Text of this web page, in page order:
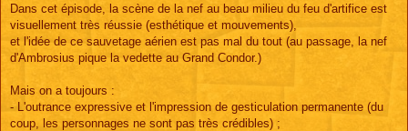
Dans cet épisode, la scène de la nef au beau milieu du feu d'artifice est
visuellement très réussie (esthétique et mouvements),
et l'idée de ce sauvetage aérien est pas mal du tout (au passage, la nef
d'Ambrosius pique la vedette au Grand Condor.)
Mais on a toujours :
- L'outrance expressive et l'impression de gesticulation permanente (du
coup, les personnages ne sont pas très crédibles) ;